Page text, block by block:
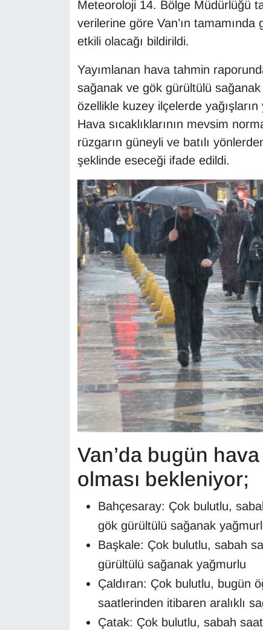
Meteoroloji 14. Bölge Müdürlüğü
verilerine göre Van’ın
etkili olacağı bildirildi.
Yayımlanan hava tahmin
sağanak ve gök gürültülü
özellikle kuzey ilçelerde
Hava sıcaklıklarının mevsim
rüzgarın güneyli ve batılı
şeklinde eseceği ifade edildi.
Van’da bugün
olması bekleniyor;
Bahçesaray: Çok bulutlu,
gök gürültülü sağanak
Başkale: Çok bulutlu, sabah
gürültülü sağanak yağmurlu
Çaldıran: Çok bulutlu, bugün
saatlerinden itibaren aralıklı
Çatak: Çok bulutlu, sabah
HABERDE İNSAN
Kamu Alımları
Kim Kimdir?
Kültür & Sanat
MAGAZİN
ONE EKONOMİ
POLİTİKA
Resmi İlanlar
RÖPORTAJ